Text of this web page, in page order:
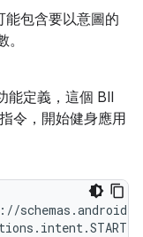
能包含要以意圖的
能定義，這個 BII
令，開始健身應用